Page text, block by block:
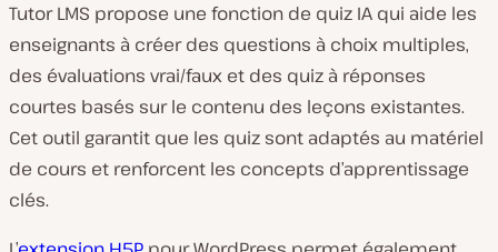
Tutor LMS propose une fonction de quiz IA qui aide les
enseignants à créer des questions à choix multiples,
des évaluations vrai/faux et des quiz à réponses
courtes basés sur le contenu des leçons existantes.
Cet outil garantit que les quiz sont adaptés au matériel
de cours et renforcent les concepts d’apprentissage
clés.